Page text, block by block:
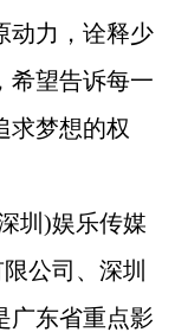
动力，诠释少
希望告诉每一
求梦想的权
圳)娱乐传媒
公司、深圳
广东省重点影